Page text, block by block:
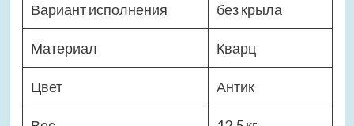
Вариант исполнения без крыла
Материал Кварц
Цвет Антик